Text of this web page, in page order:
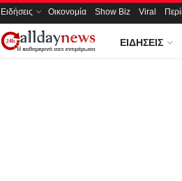
Ειδήσεις Οικονομία Show Biz Viral
ΕΙΔΉΣΕΙΣ